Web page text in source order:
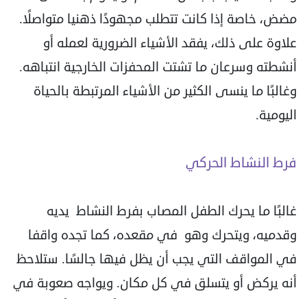
مضض، خاصة إذا كانت تتطلب مجهودًا ذهنيا متواصلًا.
علاوة على ذلك، يفقد الأشياء الضرورية لعمله أو
أنشطته وسرعان ما تشتت المحفزات الخارجية انتباهه.
وغالبًا ما ينسى الكثير من الأشياء المرتبطة بالحياة
اليومية.
فرط النشاط الحركي
غالبًا ما يحرك الطفل المصاب بفرط النشاط يديه
وقدميه، ويتحرك وهو في مقعده، كما تجده واقفا
في المواقف التي يجب أن يظل فيها جالسًا. ستلاحظ
أنه يركض أو يتسلق في كل مكان. ويواجه صعوبة في